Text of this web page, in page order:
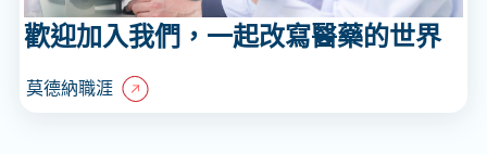
歡迎加入我們，一起改寫醫藥的世界
莫德納職涯